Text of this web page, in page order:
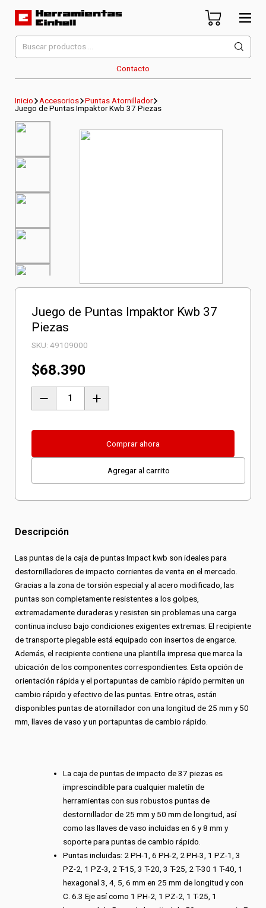
Herramientas Einhell
Distribuidor Oficial
Contacto
Buscar
por:
Inicio Accesorios
Puntas Atornillador
Juego de Puntas Impaktor Kwb 37 Piezas
Juego de Puntas Impaktor Kwb 37
Piezas
SKU:49109000
$68.390
de
Kwb
Comprar ahora
Agregar al carrito
Descripción
Las puntas de la caja de puntas Impact kwb son ideales para
destornilladores de impacto corrientes de venta en el mercado.
Gracias a la zona de torsión especial y al acero modificado, las
puntas son completamente resistentes a los golpes,
extremadamente duraderas y resisten sin problemas una carga
continua incluso bajo condiciones exigentes extremas. El recipiente
de transporte plegable está equipado con insertos de engarce.
Además, el recipiente contiene una plantilla impresa que marca la
ubicación de los componentes correspondientes. Esta opción de
orientación rápida y el portapuntas de cambio rápido permiten un
cambio rápido y efectivo de las puntas. Entre otras, están
disponibles puntas de atornillador con una longitud de 25 mm y 50
mm, llaves de vaso y un portapuntas de cambio rápido.
La caja de puntas de impacto de 37 piezas es
imprescindible para cualquier maletín de
herramientas con sus robustos puntas de
destornillador de 25 mm y 50 mm de longitud, así
como las llaves de vaso incluidas en 6 y 8 mm y
soporte para puntas de cambio rápido.
Puntas incluidas: 2 PH-1, 6 PH-2, 2 PH-3, 1 PZ-1, 3
PZ-2, 1 PZ-3, 2 T-15, 3 T-20, 3 T-25, 2 T-30 1 T-40, 1
hexagonal 3, 4, 5, 6 mm en 25 mm de longitud y con
C. 6.3 Eje así como 1 PH-2, 1 PZ-2, 1 T-25, 1